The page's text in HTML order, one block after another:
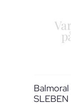
SLEBEN